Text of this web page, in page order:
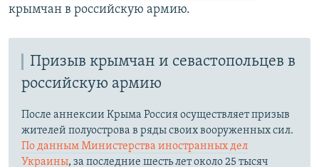
крымчан в российскую армию.
Призыв крымчан и севастопольцев в
российскую армию
После аннексии Крыма Россия осуществляет призыв
жителей полуострова в ряды своих вооруженных сил.
По данным Министерства иностранных дел
Украины, за последние шесть лет около 25 тысяч